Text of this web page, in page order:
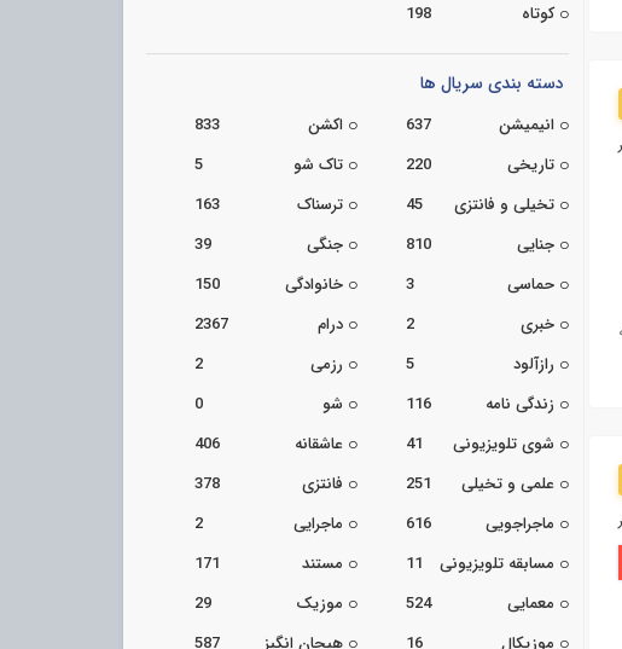
کوتاه
198
دسته بندی سریال ها
انیمیشن 637 اکشن
833
تاریخی
220 تاک شو
5
تخیلی و فانتزی
45 ترسناک
163
جنایی
810 جنگی
39
حماسی
3 خانوادگی
150
خبری
2 درام
2367
رازآلود
5 رزمی
2
زندگی نامه
116 شو
0
شوی تلویزیونی
41 عاشقانه
406
علمی و تخیلی
251 فانتزی
378
ماجراجویی
616 ماجرایی
2
مسابقه تلویزیونی
11 مستند
171
معمایی
524 موزیک
29
موزیکال
16 هیجان انگیز 587